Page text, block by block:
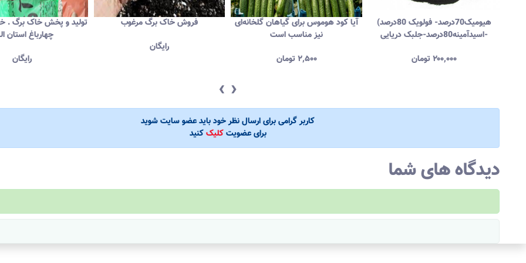
تولید و پخش خاک برگ .
چهارباغ استان
رایگان
فروش خاک برگ مرغوب
رایگان
آیا کود هوموس برای گیاهان گلخانه‌ای
نیز مناسب است
۲,۵۰۰تومان
(هیومیک70درصد- فولویک 80درصد
-اسیدآمینه80درصد-جلبک دریایی
۲۰۰,۰۰۰تومان
‹ ›
کاربر گرامی برای ارسال نظر خود باید عضو سایت شوید
برای عضویتکلیککنید
دیدگاه های شما